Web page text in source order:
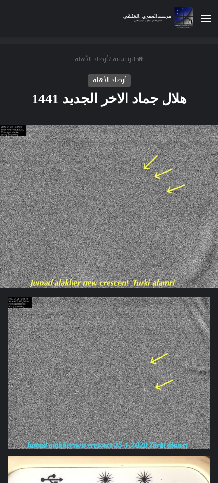
القائمة
الرئيسية/أرصاد الأهله
أرصاد الأهله
هلال جماد الاخر الجديد 1441